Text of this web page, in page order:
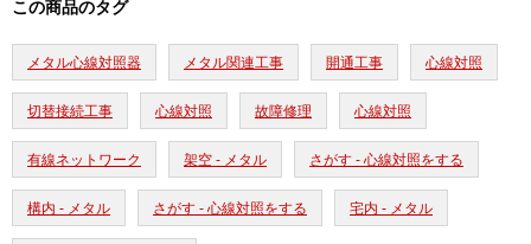
この商品のタグ
メタル心線対照器 メタル関連工事 開通工事 心線対照
切替接続工事 心線対照 故障修理 心線対照
有線ネットワーク 架空 - メタル さがす - 心線対照をする
構内 - メタル さがす - 心線対照をする 宅内 - メタル